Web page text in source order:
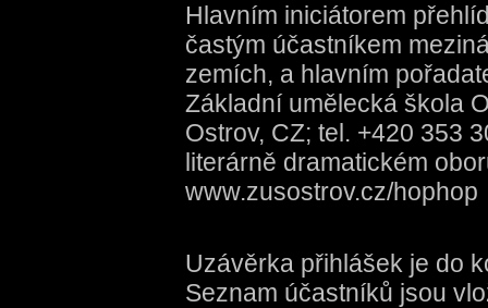
Hlavním iniciátorem
častým účastníkem
zemích, a hlavním
Základní umělecká škola
Ostrov, CZ; tel. +420 353
literárně dramatickém
www.zusostrov.cz/hophop
Uzávěrka přihlášek je do
Seznam účastníků jsou